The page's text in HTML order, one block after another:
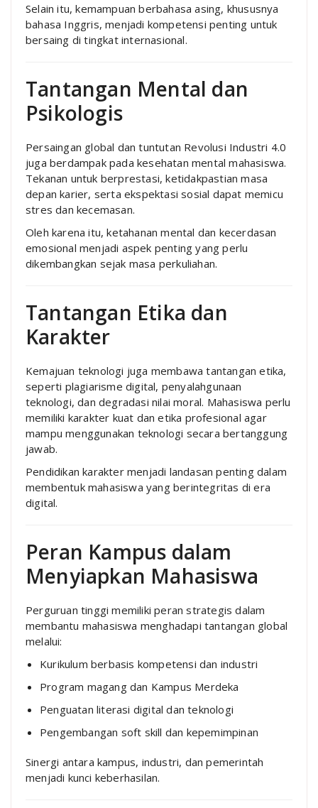
Selain itu, kemampuan berbahasa asing, khususnya
bahasa Inggris, menjadi kompetensi penting untuk
bersaing di tingkat internasional.
Tantangan Mental dan
Psikologis
Persaingan global dan tuntutan Revolusi Industri 4.0
juga berdampak pada kesehatan mental mahasiswa.
Tekanan untuk berprestasi, ketidakpastian masa
depan karier, serta ekspektasi sosial dapat memicu
stres dan kecemasan.
Oleh karena itu, ketahanan mental dan kecerdasan
emosional menjadi aspek penting yang perlu
dikembangkan sejak masa perkuliahan.
Tantangan Etika dan
Karakter
Kemajuan teknologi juga membawa tantangan etika,
seperti plagiarisme digital, penyalahgunaan
teknologi, dan degradasi nilai moral. Mahasiswa perlu
memiliki karakter kuat dan etika profesional agar
mampu menggunakan teknologi secara bertanggung
jawab.
Pendidikan karakter menjadi landasan penting dalam
membentuk mahasiswa yang berintegritas di era
digital.
Peran Kampus dalam
Menyiapkan Mahasiswa
Perguruan tinggi memiliki peran strategis dalam
membantu mahasiswa menghadapi tantangan global
melalui:
Kurikulum berbasis kompetensi dan industri
Program magang dan Kampus Merdeka
Penguatan literasi digital dan teknologi
Pengembangan soft skill dan kepemimpinan
Sinergi antara kampus, industri, dan pemerintah
menjadi kunci keberhasilan.